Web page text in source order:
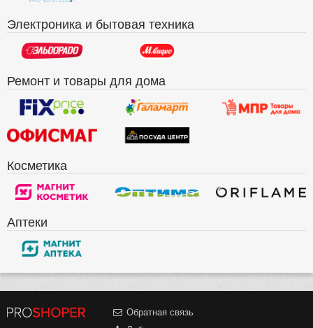
Электроника и бытовая техника
Ремонт и товары для дома
Косметика
Аптеки
Обратная связь